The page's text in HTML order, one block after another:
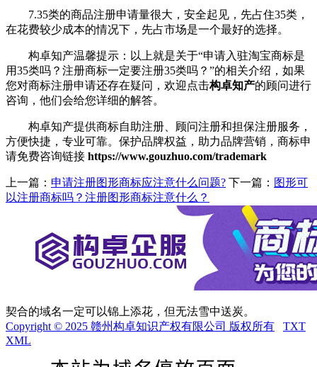
7.35类的商品注册申请量很大，安全起见，先占住35类，
在花费较少成本的情况下，先占市场是一个最好的选择。
构卓知产温馨提示：以上就是关于“申请入驻淘宝商标是
用35类吗？注册商标一定要注册35类吗？”的相关介绍，如果
您对商标注册申请还存在疑问，欢迎点击构卓知产的顾问进行
咨询，他们会给您详细的解答。
构卓知产提供商标自助注册、顾问注册和担保注册服务，
方便快捷，专业可靠。保护品牌权益，助力品牌营销，商标申
请免费咨询链接 https://www.gouzhuo.com/trademark
上一篇： 申请注册图形商标应注意什么问题? 下一篇： 图形可
以注册商标吗？注册图形商标注意什么？
契合的域名一定可以锦上添花，但无法雪中送炭。
Copyright © 2025 赣州构卓知识产权有限公司 版权所有
TXT
XML